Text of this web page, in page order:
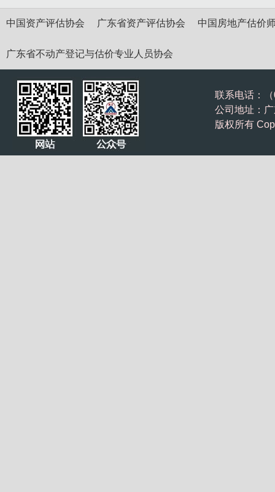
中国资产评估协会 广东省资产评估协会 中国房地产估价
广东省不动产登记与估价专业人员协会
联系电话：
公司地址：
版权所有